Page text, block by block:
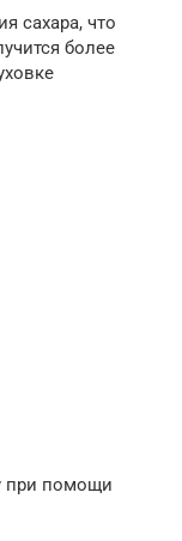
сахара, что
более
при помощи